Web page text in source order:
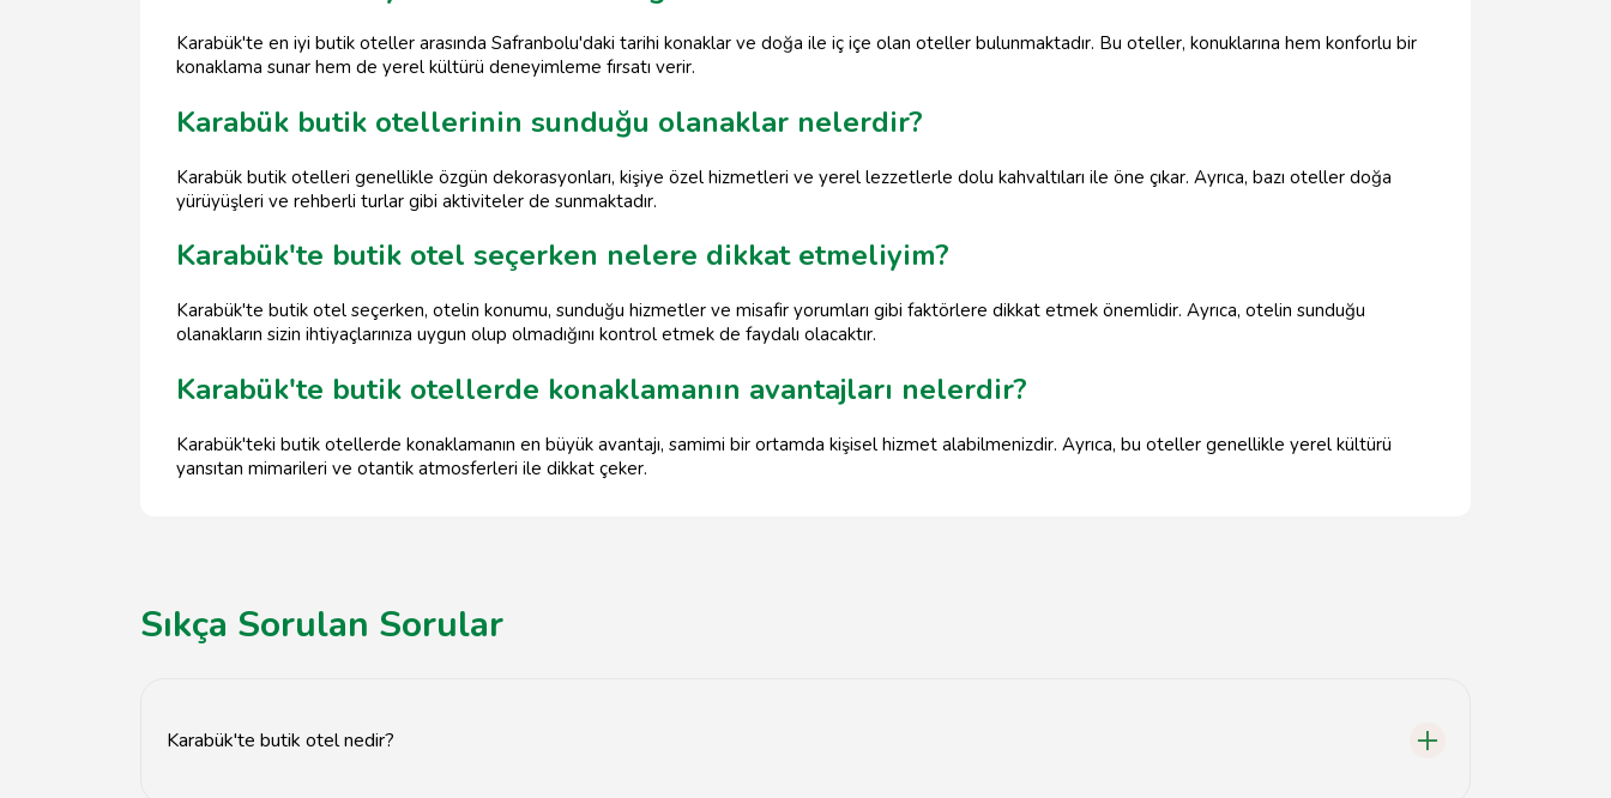
Karabük'te en iyi butik oteller arasında Safranbolu'daki tarihi konaklar ve doğa ile iç içe olan oteller bulunmaktadır. Bu oteller, konuklarına hem konforlu bir
konaklama sunar hem de yerel kültürü deneyimleme fırsatı verir.
Karabük butik otellerinin sunduğu olanaklar nelerdir?
Karabük butik otelleri genellikle özgün dekorasyonları, kişiye özel hizmetleri ve yerel lezzetlerle dolu kahvaltıları ile öne çıkar. Ayrıca, bazı oteller doğa
yürüyüşleri ve rehberli turlar gibi aktiviteler de sunmaktadır.
Karabük'te butik otel seçerken nelere dikkat etmeliyim?
Karabük'te butik otel seçerken, otelin konumu, sunduğu hizmetler ve misafir yorumları gibi faktörlere dikkat etmek önemlidir. Ayrıca, otelin sunduğu
olanakların sizin ihtiyaçlarınıza uygun olup olmadığını kontrol etmek de faydalı olacaktır.
Karabük'te butik otellerde konaklamanın avantajları nelerdir?
Karabük'teki butik otellerde konaklamanın en büyük avantajı, samimi bir ortamda kişisel hizmet alabilmenizdir. Ayrıca, bu oteller genellikle yerel kültürü
yansıtan mimarileri ve otantik atmosferleri ile dikkat çeker.
Sıkça Sorulan Sorular
Karabük'te butik otel nedir?